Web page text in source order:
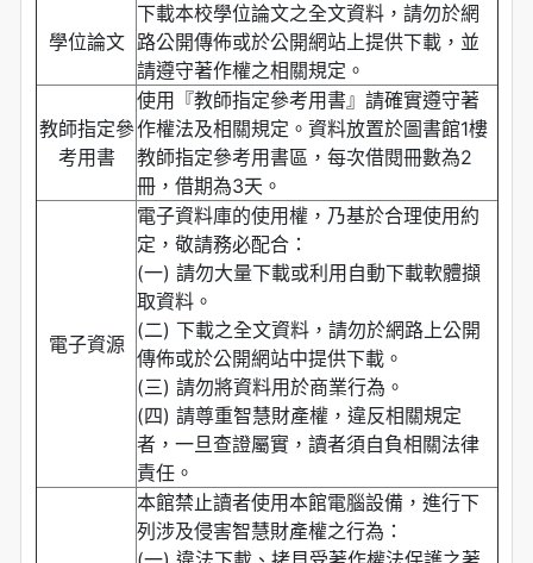
學位論文
下載本校學位論文之全文資料，請勿於網
路公開傳佈或於公開網站上提供下載，並
請遵守著作權之相關規定。
教師指定參
考用書
使用『教師指定參考用書』請確實遵守著
作權法及相關規定。資料放置於圖書館1樓
教師指定參考用書區，每次借閱冊數為2
冊，借期為3天。
電子資源
電子資料庫的使用權，乃基於合理使用約
定，敬請務必配合：
(一) 請勿大量下載或利用自動下載軟體擷
取資料。
(二) 下載之全文資料，請勿於網路上公開
傳佈或於公開網站中提供下載。
(三) 請勿將資料用於商業行為。
(四) 請尊重智慧財產權，違反相關規定
者，一旦查證屬實，讀者須自負相關法律
責任。
本館禁止讀者使用本館電腦設備，進行下
列涉及侵害智慧財產權之行為：